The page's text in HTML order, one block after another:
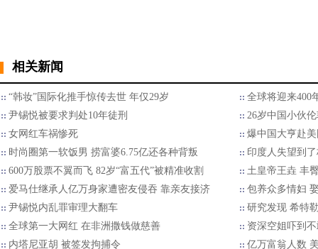
相关新闻
“韩妆”国际化推手惊传去世 年仅29岁
全球将迎来400
尹锡悦被要求判处10年徒刑
26岁中国小伙
女网红车祸惨死
爆中国大亨赴
时尚圈第一软饭男 捞富婆6.75亿还各种背叛
印度人失望到
600万股票不翼而飞 82岁“富五代”被精准收割
土皇帝王垚 丰
爱马仕继承人亿万身家遭密友侵吞 靠亲友接济
包养众多情妇
尹锡悦内乱罪审理大翻车
研究发现 希特
全球第一大网红 在非洲撒钱做慈善
资深空姐吓到
内塔尼亚胡 被签发拘捕令
亿万富翁人数